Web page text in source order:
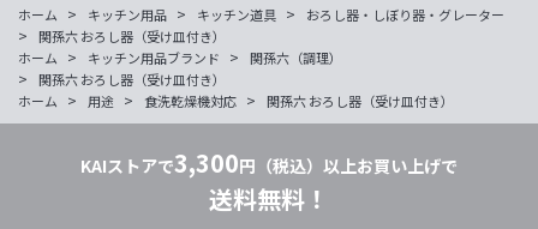
ホーム > キッチン用品 > キッチン道具 > おろし器・しぼり器・グレーター
>
関孫六 おろし器（受け皿付き）
ホーム
> キッチン用品ブランド > 関孫六（調理）
>
関孫六 おろし器（受け皿付き）
ホーム
> 用途 > 食洗乾燥機対応 > 関孫六 おろし器（受け皿付き）
KAIストアで3,300円（税込）以上お買い上げで
送料無料！